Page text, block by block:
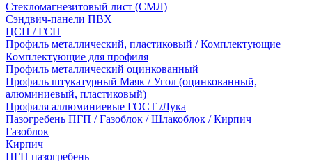
Стекломагнезитовый лист (СМЛ)
Сэндвич-панели ПВХ
ЦСП / ГСП
Профиль металлический, пластиковый / Комплектующие
Комплектующие для профиля
Профиль металлический оцинкованный
Профиль штукатурный Маяк / Угол (оцинкованный,
алюминиевый, пластиковый)
Профиля аллюминиевые ГОСТ /Лука
Пазогребень ПГП / Газоблок / Шлакоблок / Кирпич
Газоблок
Кирпич
ПГП пазогребень